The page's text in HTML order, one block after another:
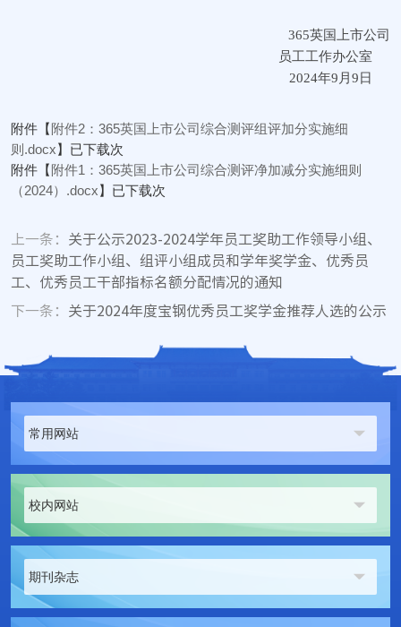
365英国上市公司
员工工作办公室
2024年9月9日
附件【附件2：365英国上市公司综合测评组评加分实施细
则.docx】已下载次
附件【附件1：365英国上市公司综合测评净加减分实施细则
（2024）.docx】已下载次
上一条： 关于公示2023-2024学年员工奖助工作领导小组、
员工奖助工作小组、组评小组成员和学年奖学金、优秀员
工、优秀员工干部指标名额分配情况的通知
下一条： 关于2024年度宝钢优秀员工奖学金推荐人选的公示
常用网站
校内网站
期刊杂志